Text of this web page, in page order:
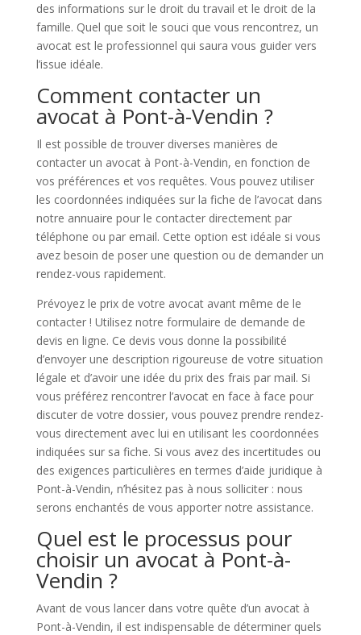
des informations sur le droit du travail et le droit de la
famille. Quel que soit le souci que vous rencontrez, un
avocat est le professionnel qui saura vous guider vers
l’issue idéale.
Comment contacter un
avocat à Pont-à-Vendin ?
Il est possible de trouver diverses manières de
contacter un avocat à Pont-à-Vendin, en fonction de
vos préférences et vos requêtes. Vous pouvez utiliser
les coordonnées indiquées sur la fiche de l’avocat dans
notre annuaire pour le contacter directement par
téléphone ou par email. Cette option est idéale si vous
avez besoin de poser une question ou de demander un
rendez-vous rapidement.
Prévoyez le prix de votre avocat avant même de le
contacter ! Utilisez notre formulaire de demande de
devis en ligne. Ce devis vous donne la possibilité
d’envoyer une description rigoureuse de votre situation
légale et d’avoir une idée du prix des frais par mail. Si
vous préférez rencontrer l’avocat en face à face pour
discuter de votre dossier, vous pouvez prendre rendez-
vous directement avec lui en utilisant les coordonnées
indiquées sur sa fiche. Si vous avez des incertitudes ou
des exigences particulières en termes d’aide juridique à
Pont-à-Vendin, n’hésitez pas à nous solliciter : nous
serons enchantés de vous apporter notre assistance.
Quel est le processus pour
choisir un avocat à Pont-à-
Vendin ?
Avant de vous lancer dans votre quête d’un avocat à
Pont-à-Vendin, il est indispensable de déterminer quels